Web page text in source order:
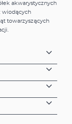
akwarystycznych
wiodących
towarzyszących